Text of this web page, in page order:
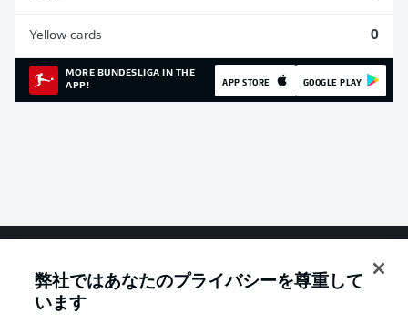
Yellow cards 0
MORE BUNDESLIGA IN THE
APP!
APP STORE GOOGLE PLAY
Football as it's meant to be
弊社ではあなたのプライバシーを尊重して
います